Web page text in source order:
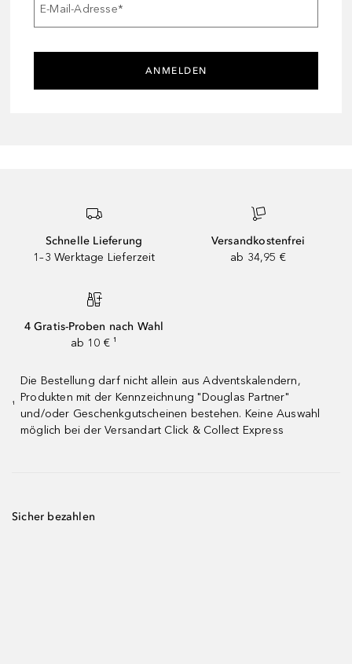
E-Mail-Adresse*
ANMELDEN
Schnelle Lieferung
1–3 Werktage Lieferzeit
Versandkostenfrei
ab 34,95 €
4 Gratis-Proben nach Wahl
ab 10 € ¹
¹
Die Bestellung darf nicht allein aus Adventskalendern,
Produkten mit der Kennzeichnung "Douglas Partner"
und/oder Geschenkgutscheinen bestehen. Keine Auswahl
möglich bei der Versandart Click & Collect Express
Sicher bezahlen